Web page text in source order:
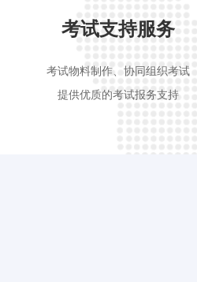
考试支持服务
考试物料制作、协同组织考试
提供优质的考试报务支持